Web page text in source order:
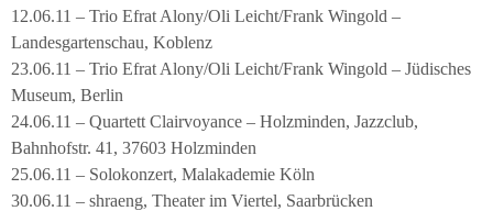
12.06.11 – Trio Efrat Alony/Oli Leicht/Frank Wingold –
Landesgartenschau, Koblenz
23.06.11 – Trio Efrat Alony/Oli Leicht/Frank Wingold – Jüdisches
Museum, Berlin
24.06.11 – Quartett Clairvoyance – Holzminden, Jazzclub,
Bahnhofstr. 41, 37603 Holzminden
25.06.11 – Solokonzert, Malakademie Köln
30.06.11 – shraeng, Theater im Viertel, Saarbrücken